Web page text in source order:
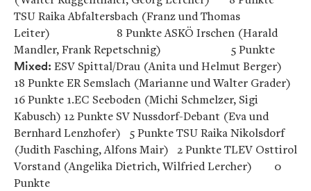
TSU Raika Abfaltersbach (Franz und Thomas
Leiter) 8 Punkte ASKÖ Irschen (Harald
Mandler, Frank Repetschnig) 5 Punkte
Mixed: ESV Spittal/Drau (Anita und Helmut Berger)
18 Punkte ER Semslach (Marianne und Walter Grader)
16 Punkte 1.EC Seeboden (Michi Schmelzer, Sigi
Kabusch) 12 Punkte SV Nussdorf-Debant (Eva und
Bernhard Lenzhofer) 5 Punkte TSU Raika Nikolsdorf
(Judith Fasching, Alfons Mair) 2 Punkte TLEV Osttirol
Vorstand (Angelika Dietrich, Wilfried Lercher) 0
Punkte